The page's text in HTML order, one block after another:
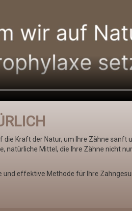
die Kraft der Natur, um Ihre Zähne sanft
Mittel, die Ihre Zähne nicht
effektive Methode für Ihre